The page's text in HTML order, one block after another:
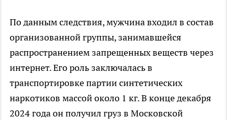
По данным следствия, мужчина входил в состав
организованной группы, занимавшейся
распространением запрещенных веществ через
интернет. Его роль заключалась в
транспортировке партии синтетических
наркотиков массой около 1 кг. В конце декабря
2024 года он получил груз в Московской